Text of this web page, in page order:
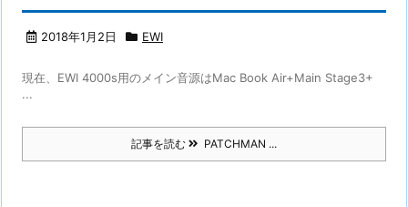
2018年1月2日 EWI
現在、EWI 4000s用のメイン音源はMac Book Air+Main Stage3+
...
記事を読む PATCHMAN ...